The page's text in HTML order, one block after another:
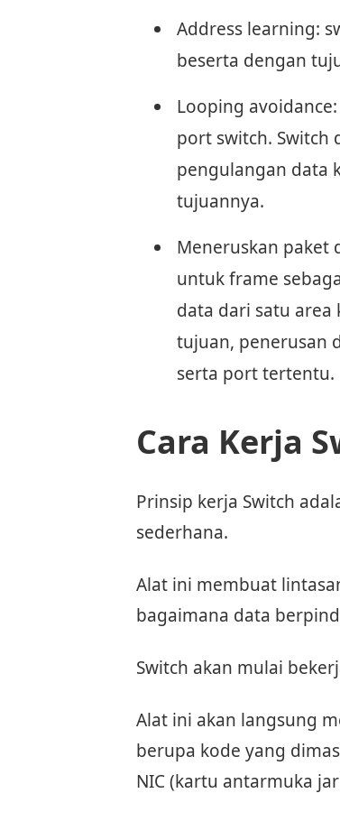
Address learning:
beserta dengan
Looping
port switch. Switch
pengulangan data
tujuannya.
Meneruskan paket
untuk frame
data dari satu area
tujuan, penerusan
serta port tertentu.
Cara Kerja
Prinsip kerja Switch
sederhana.
Alat ini membuat
bagaimana data
Switch akan mulai
Alat ini akan langsung
berupa kode yang
NIC (kartu antarmuka